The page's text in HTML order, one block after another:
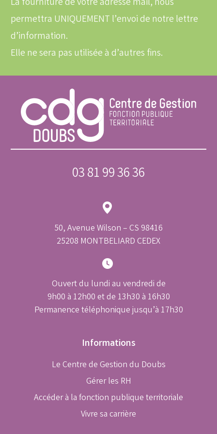
permettra UNIQUEMENT l’envoi de notre lettre
d’information.
Elle ne sera pas utilisée à d’autres fins.
03 81 99 36 36
50, Avenue Wilson – CS 98416
25208 MONTBELIARD CEDEX
Ouvert du lundi au vendredi de
9h00 à 12h00 et de 13h30 à 16h30
Permanence téléphonique jusqu’à 17h30
Informations
Le Centre de Gestion du Doubs
Gérer les RH
Accéder à la fonction publique territoriale
Vivre sa carrière